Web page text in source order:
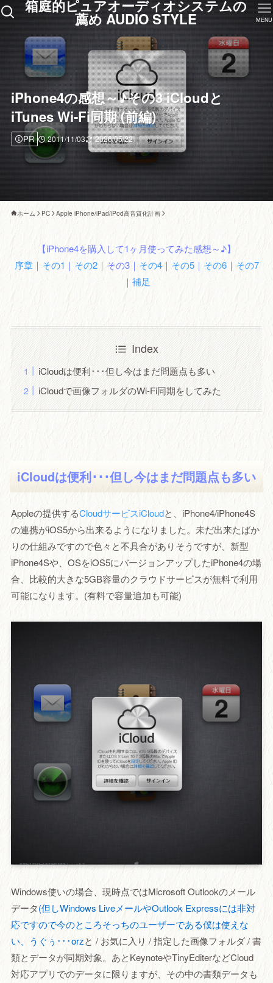
箱庭的ピュアオーディオシステムの
薦め AUDIO STYLE MENU
iPhone4の感想～♪その3 iCloudと
iTunes Wi-Fi同期 (前編)
PR 2011/11/03 2026/05/22
ホーム PC Apple iPhone/iPad/iPod高音質化計画
【iPhone4を購入して1ヶ月使ってみた感想～♪】
序章｜ その1 ｜ その2｜その3｜ その4｜ その5｜ その6｜ その7
｜ 補足
Index
iCloudは便利･･･但し今はまだ問題点も多い
iCloudで画像フォルダのWi-Fi同期をしてみた
iCloudは便利･･･但し今はまだ問題点も多い
Appleの提供するCloudサービスiCloudと、iPhone4/iPhone4S
の連携がiOS5から出来るようになりました。未だ出来たばか
りの仕組みですので色々と不具合がありそうですが、新型
iPhone4Sや、OSをiOS5にバージョンアップしたiPhone4の場
合、比較的大きな5GB容量のクラウドサービスが無料で利用
可能になります。(有料で容量追加も可能)
Windows使いの場合、現時点ではMicrosoft Outlookのメール
データ(但しWindows LiveメールやOutlook Expressには非対
応ですので今のところそっちのユーザーである僕は使えな
い、うぐぅ･･･orzと / お気に入り / 指定した画像フォルダ / 書
類とデータが同期対象。あとKeynoteやTinyEditerなどCloud
対応アプリでのデータに限りますが、その中の書類データも